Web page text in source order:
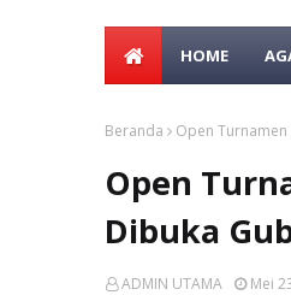
HOME
Beranda Open
Open
Dibuka
ADMIN UTAMA Mei